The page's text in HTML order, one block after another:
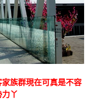
族群現在可真是不容
丫